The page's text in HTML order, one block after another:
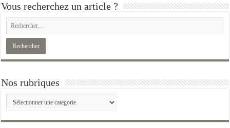
Vous recherchez un article ?
Nos rubriques
Nos
rubriques